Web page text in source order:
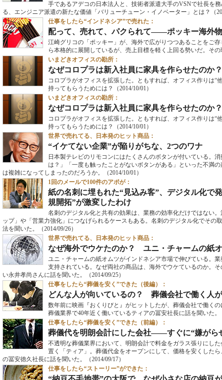
手であるアデコの日本法人と、技術者派遣大手のVSNで社長を
る、エンジニア派遣の新たな価値「バリューチューン・イノベーター」とは？
（
仕事をしたら“インドネシア”で売れた：
配って、売れて、パクられて――ポッキー海外
江崎グリコの「ポッキー」が、海外で広がりつつあることをご
ら本格的に展開しているが、売上目標を軽く上回る勢いだ。そ
いまどきオフィスの勘所：
なぜコロプラは新入社員に家具を作らせたのか？
コロプラがオフィスを拡張した。ともすれば、オフィス作りは“
持ってもらうためには？
（2014/10/01）
いまどきオフィスの勘所：
なぜコロプラは新入社員に家具を作らせたのか？
コロプラがオフィスを拡張した。ともすれば、オフィス作りは“
持ってもらうためには？
（2014/10/01）
世界で売れてる、日本発のヒット商品：
“イケてない企業”が陥りがちな、2つのワナ
日本製テレビのリモコンにはたくさんのボタンが付いている。
は？」「一度も触ったことがないボタンがある」といった不満
は複雑になってしまったのだろうか。
（2014/10/01）
1回のメールで100件のアポが：
紙の名刺に埋もれた“見込み客”、デジタル化
規開拓”が激変したわけ
名刺のデジタル化と共有の効果は、業務の効率化だけではない
ップ」や「営業力強化」につなげられるケースもある。名刺のデジタル化でその
法を聞いた。
（2014/09/26）
世界で売れてる、日本発のヒット商品：
なぜ海外でウケたのか？ ユニ・チャームの紙
ユニ・チャームの紙オムツがインドネシア市場で伸びている。
支持されている。なぜ両社の商品は、海外でウケているのか。
い永井孝尚さんに話を聞いた。
（2014/09/25）
仕事をしたら“葬儀を安く”できた（後編）：
どんな人が向いているの？ 葬儀会社で働く人
数年前に映画『おくりびと』がヒットしたが、葬儀会社で働く
葬儀業界で40年近く働いているティアの冨安社長に話を聞いた。
仕事をしたら“葬儀を安く”できた（前編）：
葬儀代を明朗会計にした会社――すぐに“嫌がら
不透明な葬儀業界において、明朗会計で料金をガラス張りにし
置く「ティア」。葬儀代金をオープンにして、価格を安くした
の冨安徳久社長に話を聞いた。
（2014/09/17）
仕事をしたら“ストーリー”ができた：